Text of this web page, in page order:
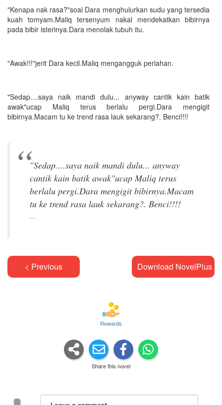
"Kenapa nak rasa?"soal Dara menghulurkan sudu yang tersedia
kuah tomyam.Maliq tersenyum nakal mendekatkan bibirnya
pada bibir isterinya.Dara menolak tubuh itu.
"Awak!!!"jerit Dara kecil.Maliq mengangguk perlahan.
"Sedap....saya naik mandi dulu... anyway cantik kain batik
awak"ucap Maliq terus berlalu pergi.Dara mengigit
bibirnya.Macam tu ke trend rasa lauk sekarang?. Benci!!!!
"Sedap....saya naik mandi dulu... anyway
cantik kain batik awak"ucap Maliq terus
berlalu pergi.Dara mengigit bibirnya.Macam
< Previous Download NovelPlus
Rewards
Share this novel